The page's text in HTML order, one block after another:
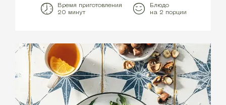
Время приготовления
20 минут
Блюдо
на 2 порции